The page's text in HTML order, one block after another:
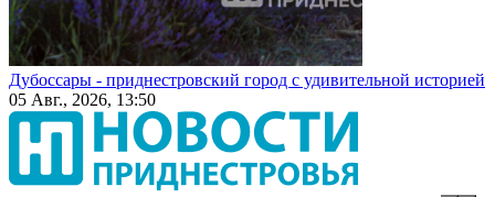
Дубоссары - приднестровский город с удивительной историей
05 Авг., 2026, 13:50